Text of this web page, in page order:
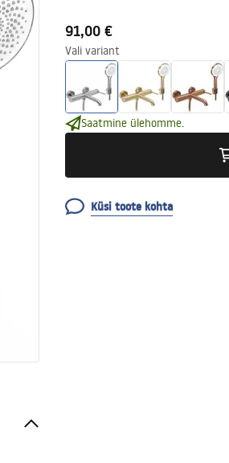
91,00 €
Vali variant
Saatmine ülehomme.
Küsi toote kohta